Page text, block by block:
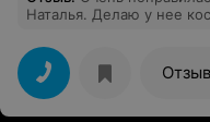
Наталья. Делаю у нее
настроение. Спасибо!